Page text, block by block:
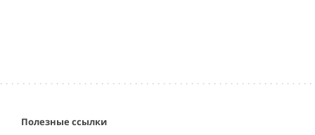
Полезные ссылки